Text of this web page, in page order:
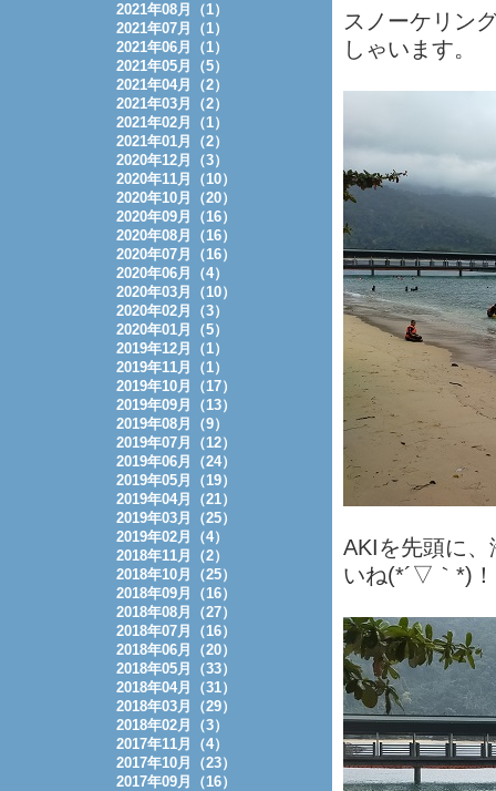
スノーケリン
しゃいます。
AKIを先頭に
いね(*´▽｀*)！
2021年08月（1）
2021年07月（1）
2021年06月（1）
2021年05月（5）
2021年04月（2）
2021年03月（2）
2021年02月（1）
2021年01月（2）
2020年12月（3）
2020年11月（10）
2020年10月（20）
2020年09月（16）
2020年08月（16）
2020年07月（16）
2020年06月（4）
2020年03月（10）
2020年02月（3）
2020年01月（5）
2019年12月（1）
2019年11月（1）
2019年10月（17）
2019年09月（13）
2019年08月（9）
2019年07月（12）
2019年06月（24）
2019年05月（19）
2019年04月（21）
2019年03月（25）
2019年02月（4）
2018年11月（2）
2018年10月（25）
2018年09月（16）
2018年08月（27）
2018年07月（16）
2018年06月（20）
2018年05月（33）
2018年04月（31）
2018年03月（29）
2018年02月（3）
2017年11月（4）
2017年10月（23）
2017年09月（16）